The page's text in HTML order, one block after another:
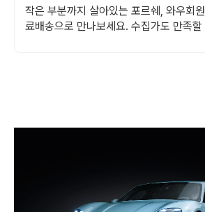
함
작은 부분까지 살아있는 포르쉐, 와우회
료배송으로 만나보세요. 수집가도 만족할